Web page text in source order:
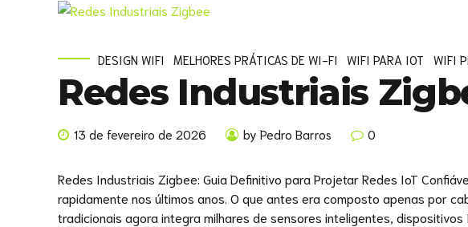
DESIGN WIFI MELHORES PRÁTICAS DE WI-FI WIFI PARA IOT WIFI
Redes Industriais
13 de fevereiro de 2026 by Pedro Barros 0
Redes Industriais Zigbee: Guia Definitivo para Projetar Redes IoT
rapidamente nos últimos anos. O que antes era composto apenas por
tradicionais agora integra milhares de sensores inteligentes,